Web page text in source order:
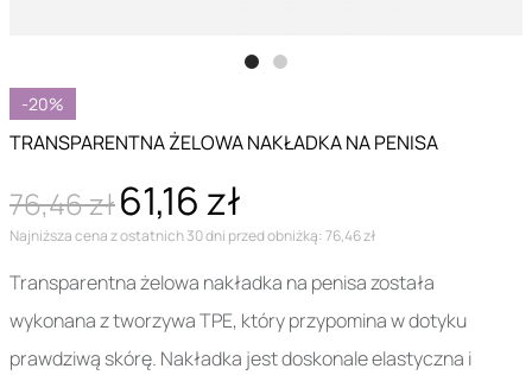
-20%
TRANSPARENTNA ŻELOWA NAKŁADKA NA PENISA
76,46 zł61,16 zł
Najniższa cena z ostatnich 30 dni przed obniżką: 76,46 zł
Transparentna żelowa nakładka na penisa została
wykonana z tworzywa TPE, który przypomina w dotyku
prawdziwą skórę. Nakładka jest doskonale elastyczna i